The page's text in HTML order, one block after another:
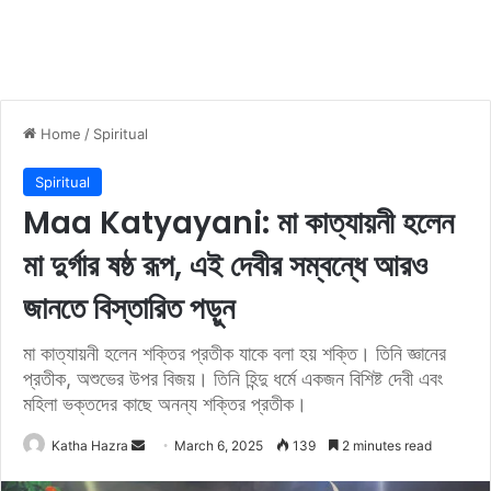
Home / Spiritual
Spiritual
Maa Katyayani: মা কাত্যায়নী হলেন
মা দুর্গার ষষ্ঠ রূপ, এই দেবীর সম্বন্ধে আরও
জানতে বিস্তারিত পড়ুন
মা কাত্যায়নী হলেন শক্তির প্রতীক যাকে বলা হয় শক্তি। তিনি জ্ঞানের
প্রতীক, অশুভের উপর বিজয়। তিনি হিন্দু ধর্মে একজন বিশিষ্ট দেবী এবং
মহিলা ভক্তদের কাছে অনন্য শক্তির প্রতীক।
Katha Hazra March 6, 2025 139 2 minutes read